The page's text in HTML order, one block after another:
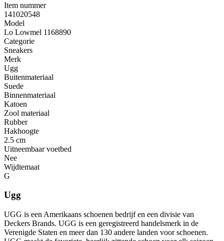
Item nummer
141020548
Model
Lo Lowmel 1168890
Categorie
Sneakers
Merk
Ugg
Buitenmateriaal
Suede
Binnenmateriaal
Katoen
Zool materiaal
Rubber
Hakhoogte
2.5 cm
Uitneembaar voetbed
Nee
Wijdtemaat
G
Ugg
UGG is een Amerikaans schoenen bedrijf en een divisie van
Deckers Brands. UGG is een geregistreerd handelsmerk in de
Verenigde Staten en meer dan 130 andere landen voor schoenen.